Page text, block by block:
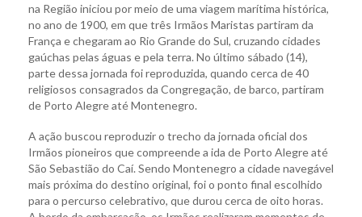
na Região iniciou por meio de uma viagem marítima histórica,
no ano de 1900, em que três Irmãos Maristas partiram da
França e chegaram ao Rio Grande do Sul, cruzando cidades
gaúchas pelas águas e pela terra. No último sábado (14),
parte dessa jornada foi reproduzida, quando cerca de 40
religiosos consagrados da Congregação, de barco, partiram
de Porto Alegre até Montenegro.
A ação buscou reproduzir o trecho da jornada oficial dos
Irmãos pioneiros que compreende a ida de Porto Alegre até
São Sebastião do Caí. Sendo Montenegro a cidade navegável
mais próxima do destino original, foi o ponto final escolhido
para o percurso celebrativo, que durou cerca de oito horas.